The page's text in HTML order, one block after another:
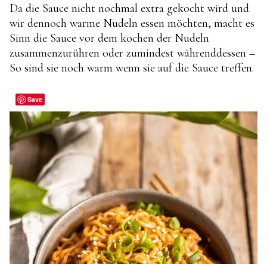
Da die Sauce nicht nochmal extra gekocht wird und
wir dennoch warme Nudeln essen möchten, macht es
Sinn die Sauce vor dem kochen der Nudeln
zusammenzurühren oder zumindest währenddessen –
So sind sie noch warm wenn sie auf die Sauce treffen.
Save